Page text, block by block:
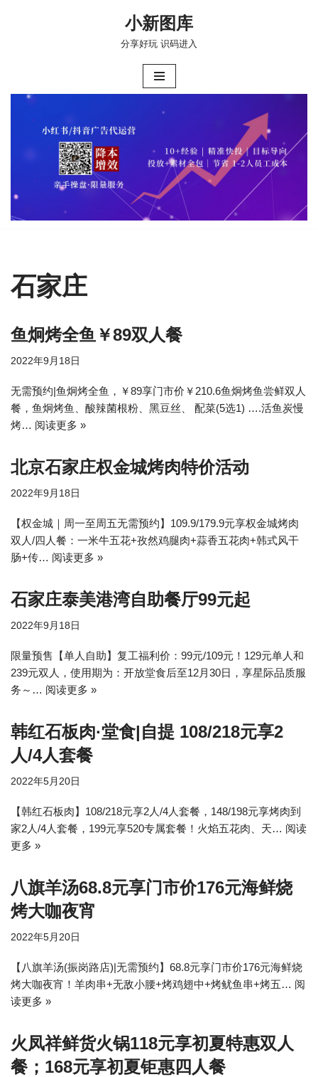
小新图库
分享好玩 识码进入
石家庄
鱼炯烤全鱼￥89双人餐
2022年9月18日
无需预约|鱼炯烤全鱼，￥89享门市价￥210.6鱼炯烤鱼尝鲜双人
餐，鱼炯烤鱼、酸辣菌根粉、黑豆丝、 配菜(5选1) ….活鱼炭慢
烤… 阅读更多 »
北京石家庄权金城烤肉特价活动
2022年9月18日
【权金城｜周一至周五无需预约】109.9/179.9元享权金城烤肉
双人/四人餐：一米牛五花+孜然鸡腿肉+蒜香五花肉+韩式风干
肠+传… 阅读更多 »
石家庄泰美港湾自助餐厅99元起
2022年9月18日
限量预售【单人自助】复工福利价：99元/109元！129元单人和
239元双人，使用期为：开放堂食后至12月30日，享星际品质服
务～… 阅读更多 »
韩红石板肉·堂食|自提 108/218元享2
人/4人套餐
2022年5月20日
【韩红石板肉】108/218元享2人/4人套餐，148/198元享烤肉到
家2人/4人套餐，199元享520专属套餐！火焰五花肉、天… 阅读
更多 »
八旗羊汤​68.8元享门市价176元海鲜烧
烤大咖夜宵
2022年5月20日
【八旗羊汤(振岗路店)|无需预约】​68.8元享门市价176元海鲜烧
烤大咖夜宵！​羊肉串+​无敌小腰+​烤鸡翅中+烤鱿鱼串+​烤五… 阅
读更多 »
火凤祥鲜货火锅118元享初夏特惠双人
餐；168元享初夏钜惠四人餐